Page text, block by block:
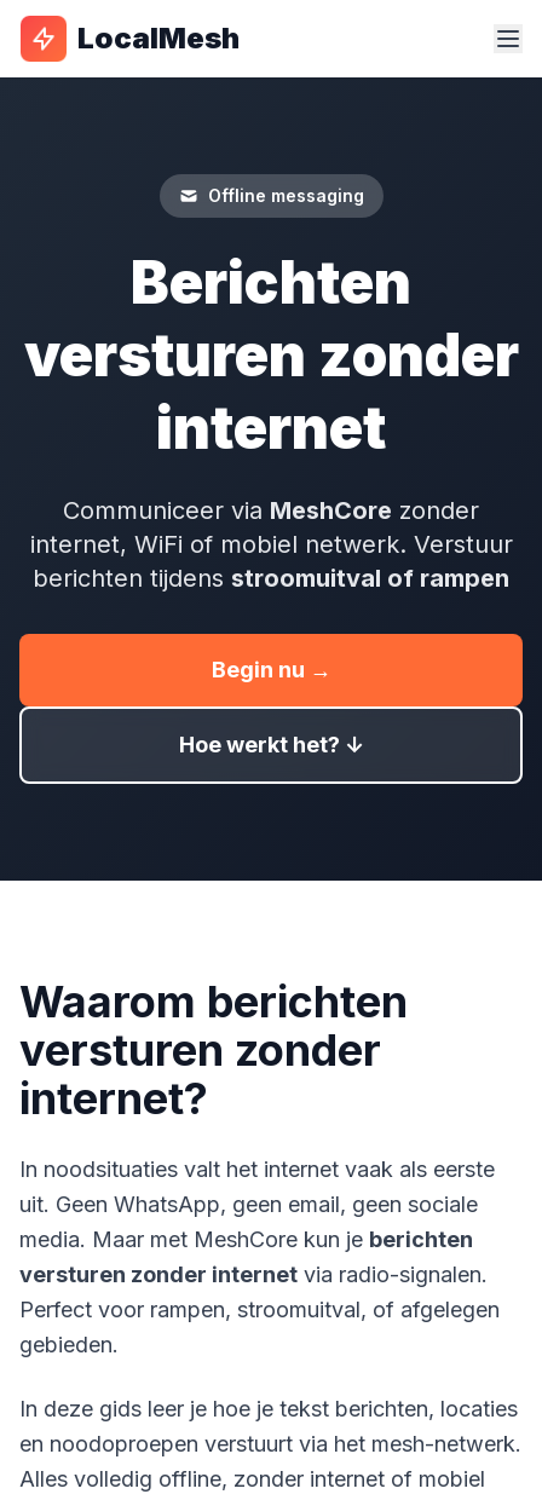
LocalMesh
Offline messaging
Berichten
versturen zonder
internet
Communiceer via MeshCore zonder
internet, WiFi of mobiel netwerk. Verstuur
berichten tijdens stroomuitval of rampen
Begin nu →
Hoe werkt het? ↓
Waarom berichten
versturen zonder
internet?
In noodsituaties valt het internet vaak als eerste
uit. Geen WhatsApp, geen email, geen sociale
media. Maar met MeshCore kun je berichten
versturen zonder internet via radio-signalen.
Perfect voor rampen, stroomuitval, of afgelegen
gebieden.
In deze gids leer je hoe je tekst berichten, locaties
en noodoproepen verstuurt via het mesh-netwerk.
Alles volledig offline, zonder internet of mobiel